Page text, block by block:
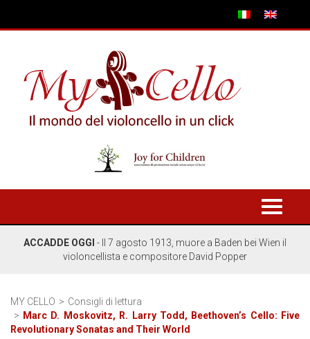
Toggle
ACCADDE OGGI - Il 7 agosto 1913, muore a Baden bei Wien il
violoncellista e compositore David Popper
MY CELLO
Consigli di lettura
Marc D. Moskovitz, R. Larry Todd, Beethoven’s Cello: Five
Revolutionary Sonatas and Their World